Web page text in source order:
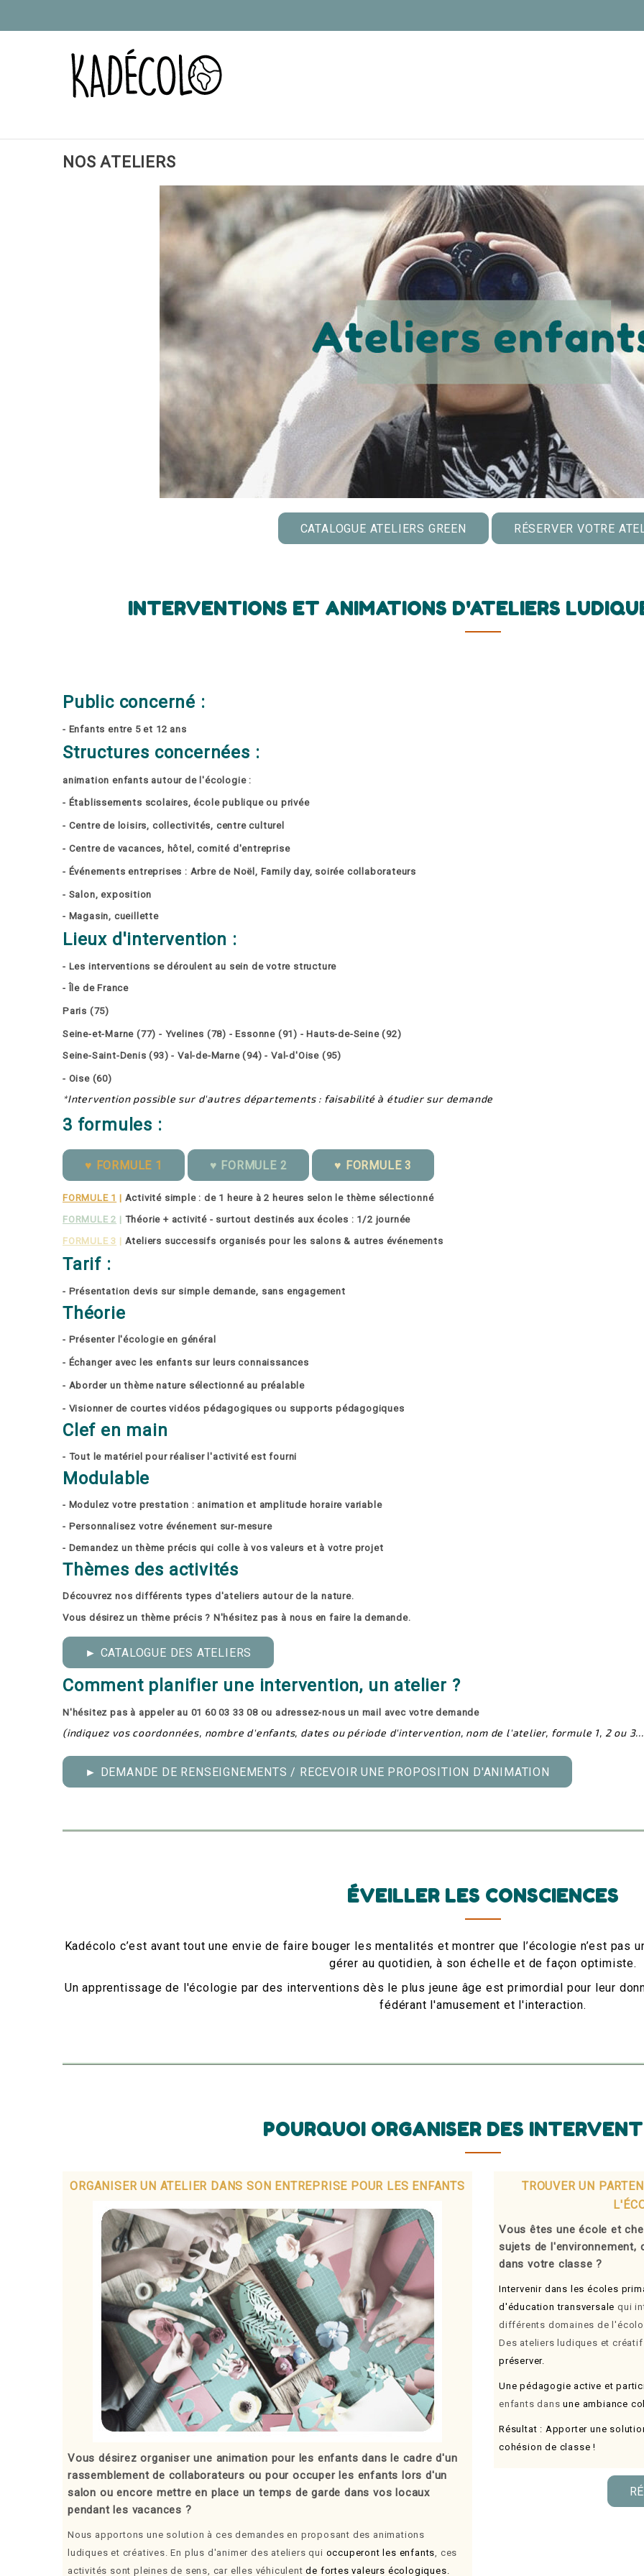
NOS ATELIERS
CATALOGUE ATELIERS GREEN RÉSERVER VOTRE
INTERVENTIONS ET ANIMATIONS D'ATELIERS
Public concerné :
- Enfants entre 5 et 12 ans
Structures concernées :
animation enfants autour de l'écologie :
- Établissements scolaires, école publique ou privée
- Centre de loisirs, collectivités, centre culturel
- Centre de vacances, hôtel, comité d'entreprise
- Événements entreprises : Arbre de Noël, Family day, soirée collaborateurs
- Salon, exposition
- Magasin, cueillette
Lieux d'intervention :
- Les interventions se déroulent au sein de votre structure
- Île de France
Paris (75)
Seine-et-Marne (77) - Yvelines (78) - Essonne (91) - Hauts-de-Seine (92)
Seine-Saint-Denis (93) - Val-de-Marne (94) - Val-d'Oise (95)
- Oise (60)
*Intervention possible sur d'autres départements : faisabilité à étudier sur demande
3 formules :
♥ FORMULE 1 ♥ FORMULE 2 ♥ FORMULE 3
FORMULE 1 | Activité simple : de 1 heure à 2 heures selon le thème sélectionné
FORMULE 2 | Théorie + activité - surtout destinés aux écoles : 1/2 journée
FORMULE 3 | Ateliers successifs organisés pour les salons & autres événements
Tarif :
- Présentation devis sur simple demande, sans engagement
Théorie
- Présenter l'écologie en général
- Échanger avec les enfants sur leurs connaissances
- Aborder un thème nature sélectionné au préalable
- Visionner de courtes vidéos pédagogiques ou supports pédagogiques
Clef en main
- Tout le matériel pour réaliser l'activité est fourni
Modulable
- Modulez votre prestation : animation et amplitude horaire variable
- Personnalisez votre événement sur-mesure
- Demandez un thème précis qui colle à vos valeurs et à votre projet
Thèmes des activités
Découvrez nos différents types d'ateliers autour de la nature.
Vous désirez un thème précis ? N'hésitez pas à nous en faire la demande.
► CATALOGUE DES ATELIERS
Comment planifier une intervention, un atelier ?
N'hésitez pas à appeler au 01 60 03 33 08 ou adressez-nous un mail avec votre demande
(indiquez vos coordonnées, nombre d'enfants, dates ou période d'intervention, nom de l'atelier, formule 1, 2 ou
► DEMANDE DE RENSEIGNEMENTS / RECEVOIR UNE PROPOSITION D'ANIMATION
ÉVEILLER LES CONSCIENCES
Kadécolo c’est avant tout une envie de faire bouger les mentalités et montrer que l’écologie n’est pas
gérer au quotidien, à son échelle et de façon optimiste.
Un apprentissage de l'écologie par des interventions dès le plus jeune âge est primordial pour leur
fédérant l'amusement et l'interaction.
POURQUOI ORGANISER DES
ORGANISER UN ATELIER DANS SON ENTREPRISE POUR LES ENFANTS
Vous désirez organiser une animation pour les enfants dans le cadre d'un
rassemblement de collaborateurs ou pour occuper les enfants lors d'un
salon ou encore mettre en place un temps de garde dans vos locaux
pendant les vacances ?
Nous apportons une solution à ces demandes en proposant des animations
ludiques et créatives. En plus d'animer des ateliers qui occuperont les enfants, ces
activités sont pleines de sens, car elles véhiculent de fortes valeurs écologiques.
TROUVER UN
Vous êtes une école et
sujets de l'environnement,
dans votre classe ?
Intervenir dans les écoles
d'éducation transversale qui
différents domaines de
Des ateliers ludiques et
préserver.
Une pédagogie active et
enfants dans une ambiance
Résultat : Apporter une
cohésion de classe !